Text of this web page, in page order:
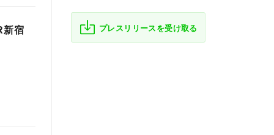
新宿 プレスリリースを受け取る